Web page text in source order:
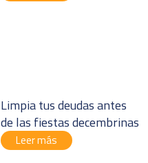
Limpia tus deudas antes
de las fiestas decembrinas
Leer más